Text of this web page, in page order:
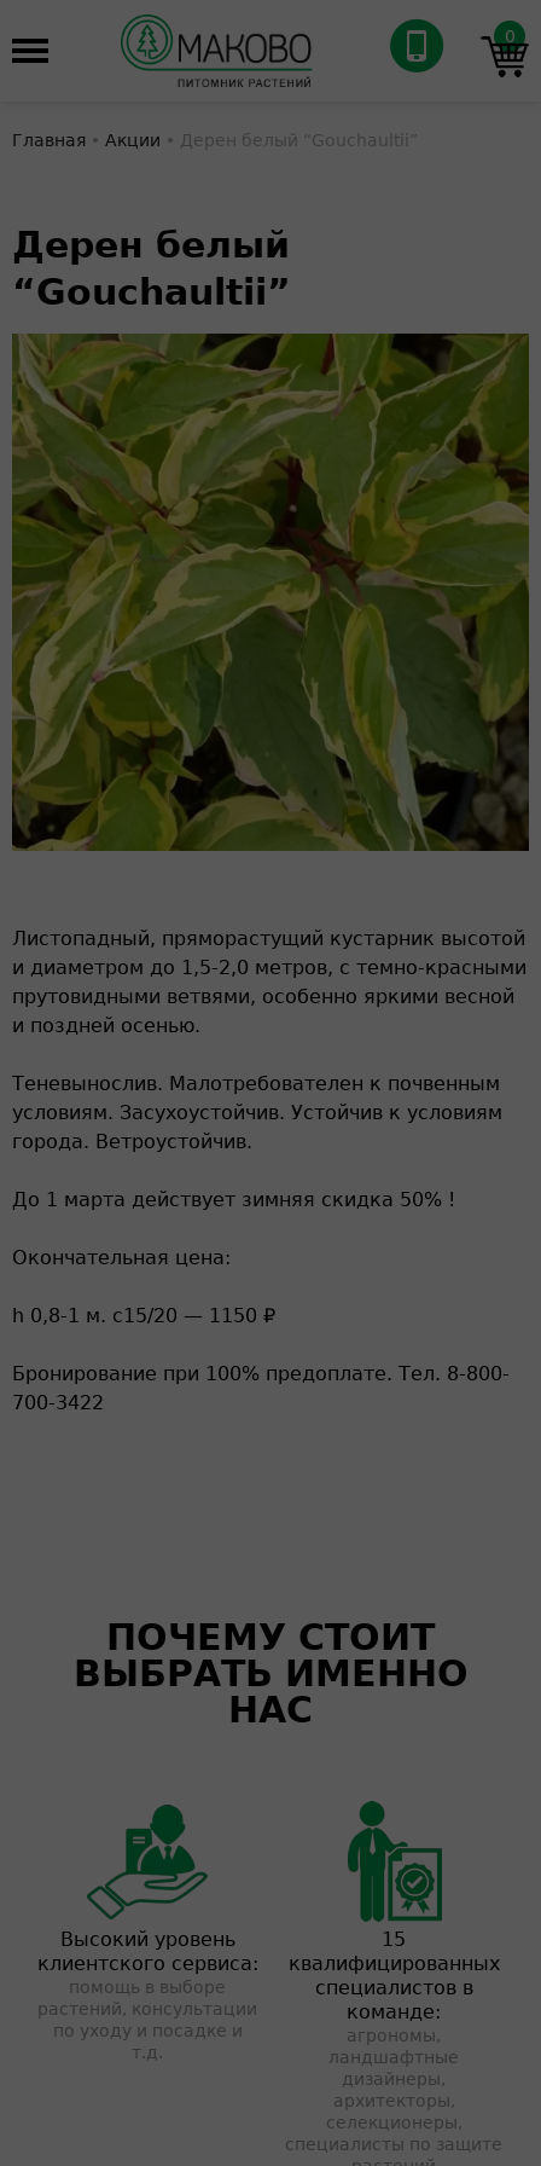
0
Главная • Акции • Дерен белый “Gouchaultii”
Дерен белый
“Gouchaultii”
Листопадный, пряморастущий кустарник высотой
и диаметром до 1,5-2,0 метров, с темно-красными
прутовидными ветвями, особенно яркими весной
и поздней осенью.
Теневынослив. Малотребователен к почвенным
условиям. Засухоустойчив. Устойчив к условиям
города. Ветроустойчив.
До 1 марта действует зимняя скидка 50% !
Окончательная цена:
h 0,8-1 м. c15/20 — 1150 ₽
Бронирование при 100% предоплате. Тел. 8-800-
700-3422
ПОЧЕМУ СТОИТ
ВЫБРАТЬ ИМЕННО
НАС
Высокий уровень
клиентского сервиса:
помощь в выборе
растений, консультации
по уходу и посадке и
т.д.
15
квалифицированных
специалистов в
команде:
агрономы,
ландшафтные
дизайнеры,
архитекторы,
селекционеры,
специалисты по защите